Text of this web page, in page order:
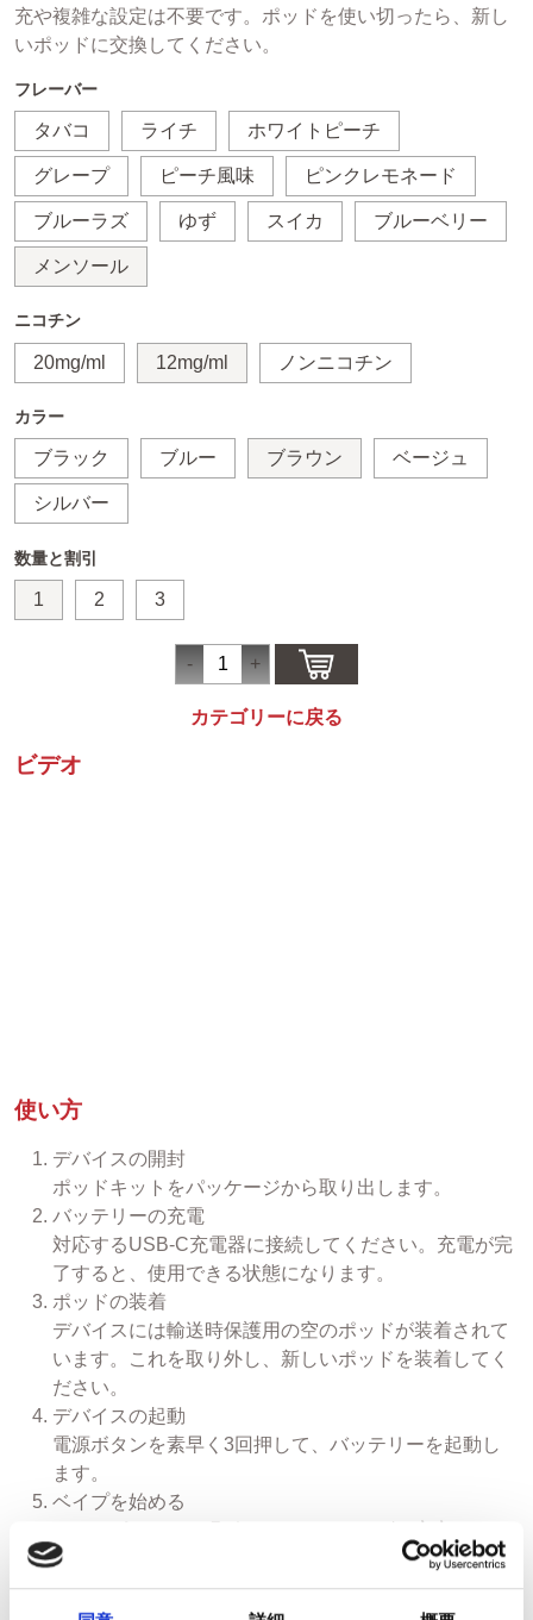
充や複雑な設定は不要です。ポッドを使い切ったら、新し
いポッドに交換してください。
フレーバー
タバコ ライチ ホワイトピーチ
グレープ ピーチ風味 ピンクレモネード
ブルーラズ ゆず スイカ ブルーベリー
メンソール
ニコチン
20mg/ml 12mg/ml ノンニコチン
カラー
ブラック ブルー ブラウン ベージュ
シルバー
数量と割引
1 2 3
カテゴリーに戻る
ビデオ
使い方
デバイスの開封
ポッドキットをパッケージから取り出します。
バッテリーの充電
対応するUSB-C充電器に接続してください。充電が完
了すると、使用できる状態になります。
ポッドの装着
デバイスには輸送時保護用の空のポッドが装着されて
います。これを取り外し、新しいポッドを装着してく
ださい。
デバイスの起動
電源ボタンを素早く3回押して、バッテリーを起動し
ます。
ベイプを始める
イプをお楽しみいただけます。
対応ポッド
本デバイスは Ezee Next ポッド専用 です。